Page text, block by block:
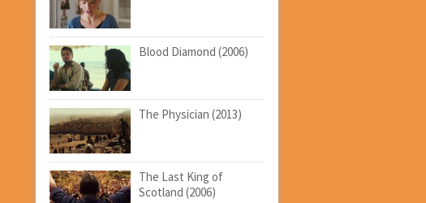
Blood Diamond (2006)
The Physician (2013)
The Last King of
Scotland (2006)